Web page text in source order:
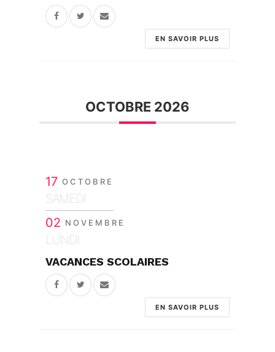
EN SAVOIR PLUS
OCTOBRE 2026
17 OCTOBRE
SAMEDI
02 NOVEMBRE
LUNDI
VACANCES SCOLAIRES
EN SAVOIR PLUS